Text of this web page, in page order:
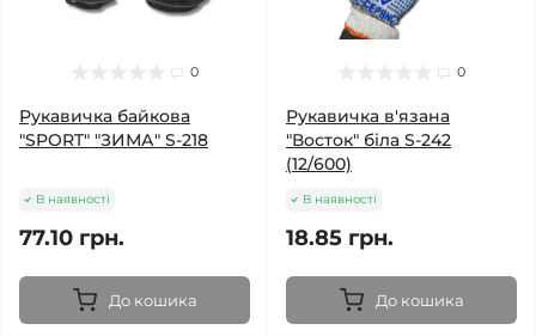
0
Рукавичка байкова
"SPORT" "ЗИМА" S-218
В наявності
77.10 грн.
До кошика
0
Рукавичка в'язана
"Восток" біла S-242
(12/600)
В наявності
18.85 грн.
До кошика